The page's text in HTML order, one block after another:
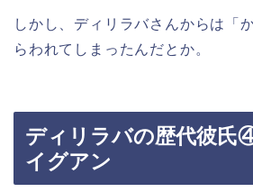
しかし、ディリラバさんからは「
らわれてしまったんだとか。
ディリラバの歴代彼氏
イグアン